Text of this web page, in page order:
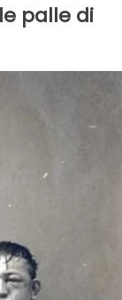
palle di